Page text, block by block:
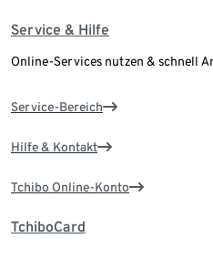
Service & Hilfe
Online-Services nutzen & schnell
Service-Bereich
Hilfe & Kontakt
Tchibo Online-Konto
TchiboCard